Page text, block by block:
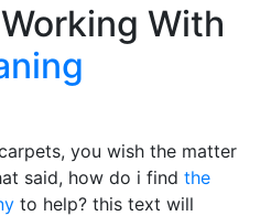
With
you wish the matter
said, how do i find the
to help? this text will